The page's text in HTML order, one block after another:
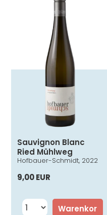
Sauvignon Blanc
Ried Mühlweg
Hofbauer-Schmidt, 2022
9,00 EUR
Warenkor